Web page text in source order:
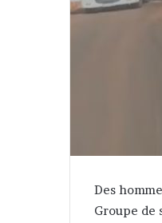
Des
Groupe de